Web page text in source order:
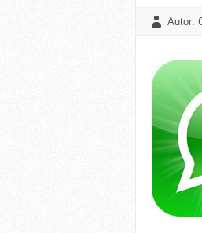
Autor: